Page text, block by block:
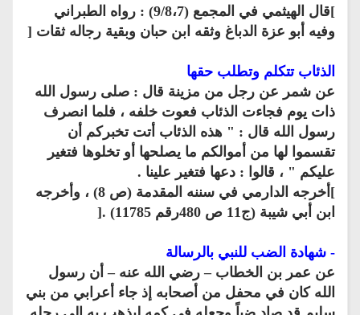
]قال الهيثمي في المجمع (9/8،7) : رواه الطبراني
وفيه أبو عزة الدباغ وثقه ابن حبان وبقية رجاله ثقات [
الذئاب تتكلم وتطلب حقها
عن شمر عن رجل من مزينة قال : صلى رسول الله
ذات يوم فجاءت الذئاب فعوت خلفه ، فلما انصرف
رسول الله قال : " هذه الذئاب أتت تخبركم أن
تقسموا لها من أموالكم ما يصلحها أو تخلوها فتغير
عليكم " ، قالوا : دعها فتغير علينا .
]أخرجه الدارمي في سننه المقدمة (ص 8) ، وأخرجه
ابن أبي شيبة (ج11 ص 480رقم 11785) .[
- شهادة الضب للنبي بالرسالة
عن عمر بن الخطاب – رضي الله عنه – أن رسول
الله كان في محفل من أصحابه إذ جاء أعرابي من بني